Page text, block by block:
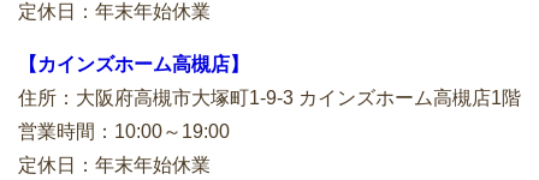
定休日：年末年始休業
【カインズホーム高槻店】
住所：大阪府高槻市大塚町1-9-3 カインズホーム高槻店1階
営業時間：10:00～19:00
定休日：年末年始休業